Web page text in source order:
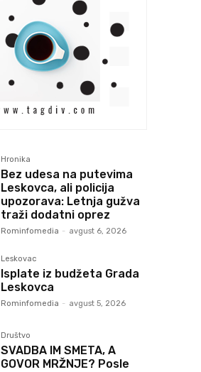
Hronika
Bez udesa na putevima
Leskovca, ali policija
upozorava: Letnja gužva
traži dodatni oprez
Rominfomedia - avgust 6, 2026
Leskovac
Isplate iz budžeta Grada
Leskovca
Rominfomedia - avgust 5, 2026
Društvo
SVADBA IM SMETA, A
GOVOR MRŽNJE? Posle